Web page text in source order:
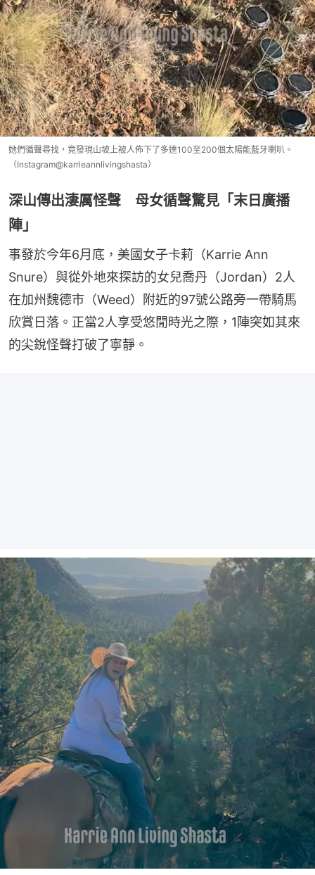
她們循聲尋找，竟發現山坡上被人佈下了多達100至200個太陽能藍牙喇叭。
（Instagram@karrieannlivingshasta）
深山傳出淒厲怪聲 母女循聲驚見「末日廣播
陣」
事發於今年6月底，美國女子卡莉（Karrie Ann
Snure）與從外地來探訪的女兒喬丹（Jordan）2人
在加州魏德市（Weed）附近的97號公路旁一帶騎馬
欣賞日落。正當2人享受悠閒時光之際，1陣突如其來
的尖銳怪聲打破了寧靜。